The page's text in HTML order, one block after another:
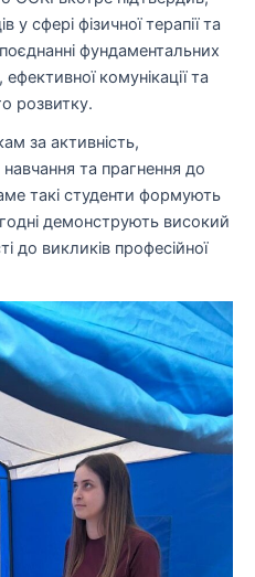
у сфері фізичної терапії та
поєднанні фундаментальних
комунікації та
розвитку.
за активність,
та прагнення до
такі студенти формують
демонструють високий
до викликів професійної